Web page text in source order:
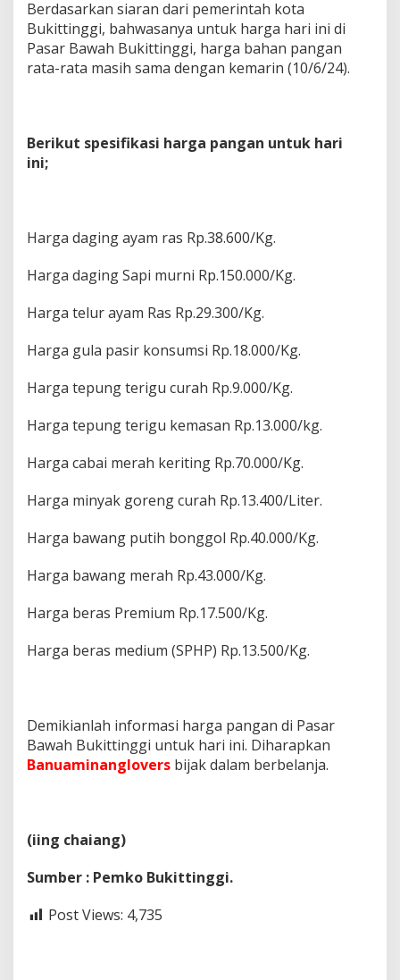
Berdasarkan siaran dari pemerintah kota
Bukittinggi, bahwasanya untuk harga hari ini di
Pasar Bawah Bukittinggi, harga bahan pangan
rata-rata masih sama dengan kemarin (10/6/24).
Berikut spesifikasi harga pangan untuk hari
ini;
Harga daging ayam ras Rp.38.600/Kg.
Harga daging Sapi murni Rp.150.000/Kg.
Harga telur ayam Ras Rp.29.300/Kg.
Harga gula pasir konsumsi Rp.18.000/Kg.
Harga tepung terigu curah Rp.9.000/Kg.
Harga tepung terigu kemasan Rp.13.000/kg.
Harga cabai merah keriting Rp.70.000/Kg.
Harga minyak goreng curah Rp.13.400/Liter.
Harga bawang putih bonggol Rp.40.000/Kg.
Harga bawang merah Rp.43.000/Kg.
Harga beras Premium Rp.17.500/Kg.
Harga beras medium (SPHP) Rp.13.500/Kg.
Demikianlah informasi harga pangan di Pasar
Bawah Bukittinggi untuk hari ini. Diharapkan
Banuaminanglovers bijak dalam berbelanja.
(iing chaiang)
Sumber : Pemko Bukittinggi.
Post Views: 4,735